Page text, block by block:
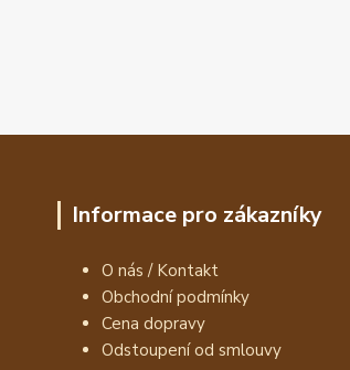
Informace pro zákazníky
O nás / Kontakt
Obchodní podmínky
Cena dopravy
Odstoupení od smlouvy